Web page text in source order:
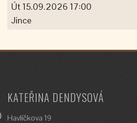
Út 15.09.2026 17:00
Jince
KATEŘINA DENDYSOVÁ
Havlíčkova 19